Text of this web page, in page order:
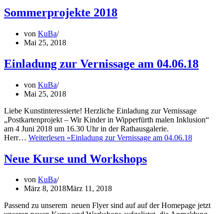
Sommerprojekte 2018
von KuBa
Mai 25, 2018
Einladung zur Vernissage am 04.06.18
von KuBa
Mai 25, 2018
Liebe Kunstinteressierte! Herzliche Einladung zur Vernissage
„Postkartenprojekt – Wir Kinder in Wipperfürth malen Inklusion“
am 4 Juni 2018 um 16.30 Uhr in der Rathausgalerie.
Herr… Weiterlesen »Einladung zur Vernissage am 04.06.18
Neue Kurse und Workshops
von KuBa
März 8, 2018März 11, 2018
Passend zu unserem neuen Flyer sind auf auf der Homepage jetzt